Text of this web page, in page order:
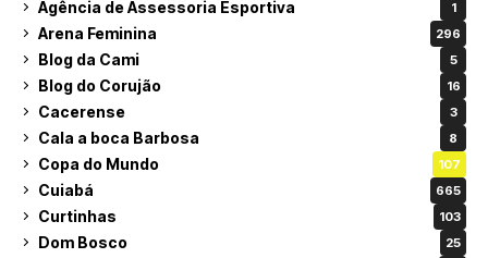
Agência de Assessoria Esportiva 1
Arena Feminina 296
Blog da Cami 5
Blog do Corujão 16
Cacerense 3
Cala a boca Barbosa 8
Copa do Mundo 107
Cuiabá 665
Curtinhas 103
Dom Bosco 25